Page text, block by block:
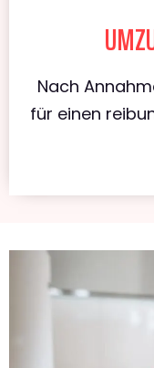
Nach
für einen